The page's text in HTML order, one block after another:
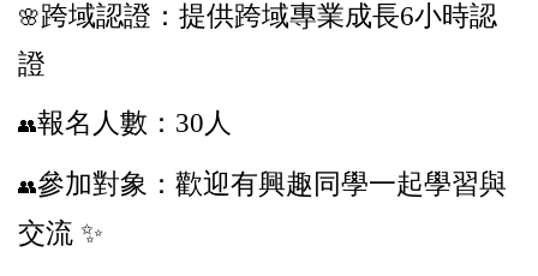
🌸跨域認證：提供跨域專業成長6小時認
證
👥報名人數：30人
👥參加對象：歡迎有興趣同學一起學習與
交流 ✨